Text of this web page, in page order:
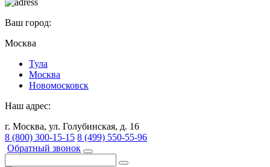
Ваш город:
Москва
Тулa
Москва
Новомосковск
Наш адрес:
г. Москва, ул. Голубинская, д. 16
8 (800) 300-15-15 8 (499) 550-55-96
Обратный звонок